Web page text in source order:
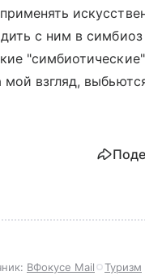
с ним в
"симбиотические"
мой взгляд,
ВФокусе Mail Туризм